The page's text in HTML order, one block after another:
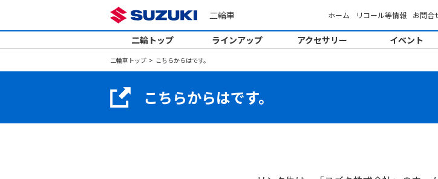
二輪車 ホーム リコール等情報 お問合
二輪トップ ラインアップ アクセサリー イベント
二輪車トップ こちらからはです。
こちらからはです。